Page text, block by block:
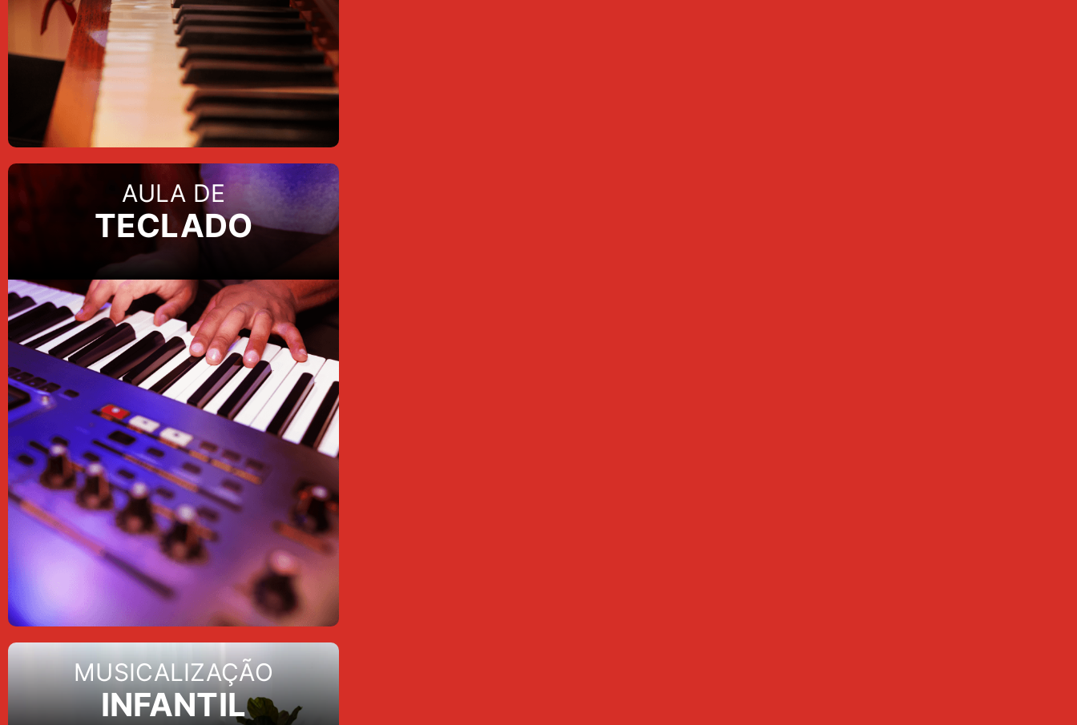
AULA DE
TECLADO
MUSICALIZAÇÃO
INFANTIL